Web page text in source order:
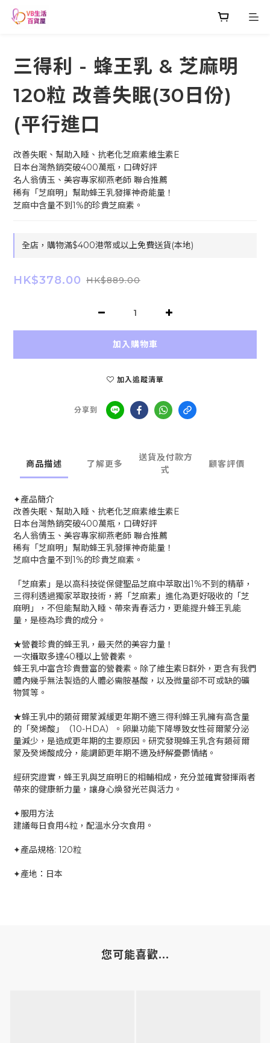
三得利 - 蜂王乳 & 芝麻明
120粒 改善失眠(30日份)
(平行進口
改善失眠、幫助入睡、抗老化芝麻素維生素E
日本台灣熱銷突破400萬瓶，口碑好評
名人翁倩玉、美容專家柳燕老師 聯合推薦
稀有「芝麻明」幫助蜂王乳發揮神奇能量！
芝麻中含量不到1%的珍貴芝麻素。
全店，購物滿$400港幣或以上免費送貨(本地)
HK$378.00 HK$889.00
加入購物車
加入追蹤清單
分享到
商品描述 了解更多
送貨及付款方
式
顧客評價
✦產品簡介
改善失眠、幫助入睡、抗老化芝麻素維生素E
日本台灣熱銷突破400萬瓶，口碑好評
名人翁倩玉、美容專家柳燕老師 聯合推薦
稀有「芝麻明」幫助蜂王乳發揮神奇能量！
芝麻中含量不到1%的珍貴芝麻素。
「芝麻素」是以高科技從保健聖品芝麻中萃取出1%不到的精華，
三得利透過獨家萃取技術，將「芝麻素」進化為更好吸收的「芝
麻明」，不但能幫助入睡、帶來青春活力，更能提升蜂王乳能
量，是極為珍貴的成分。
★營養珍貴的蜂王乳，最天然的美容力量！
一次攝取多達40種以上營養素。
蜂王乳中富含珍貴豐富的營養素。除了維生素B群外，更含有我們
體內幾乎無法製造的人體必需胺基酸，以及微量卻不可或缺的礦
物質等。
★蜂王乳中的類荷爾蒙減緩更年期不適三得利蜂王乳擁有高含量
的「癸烯酸」（10-HDA）。卵巢功能下降導致女性荷爾蒙分泌
量減少，是造成更年期的主要原因。研究發現蜂王乳含有類荷爾
蒙及癸烯酸成分，能調節更年期不適及紓解憂鬱情緒。
經研究證實，蜂王乳與芝麻明E的相輔相成，充分並確實發揮兩者
帶來的健康新力量，讓身心煥發光芒與活力。
✦服用方法
建議每日食用4粒，配溫水分次食用。
✦產品規格: 120粒
✦產地：日本
您可能喜歡...